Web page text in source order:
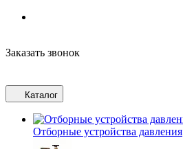
Заказать звонок
Каталог
Отборные устройства давления